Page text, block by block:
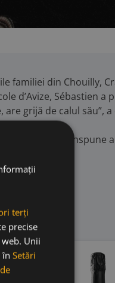
familiei din Chouilly,
d’Avize, Sébastien a
grijă de calul său”,
este de a transpune
terți
precise
Unii
în Setări